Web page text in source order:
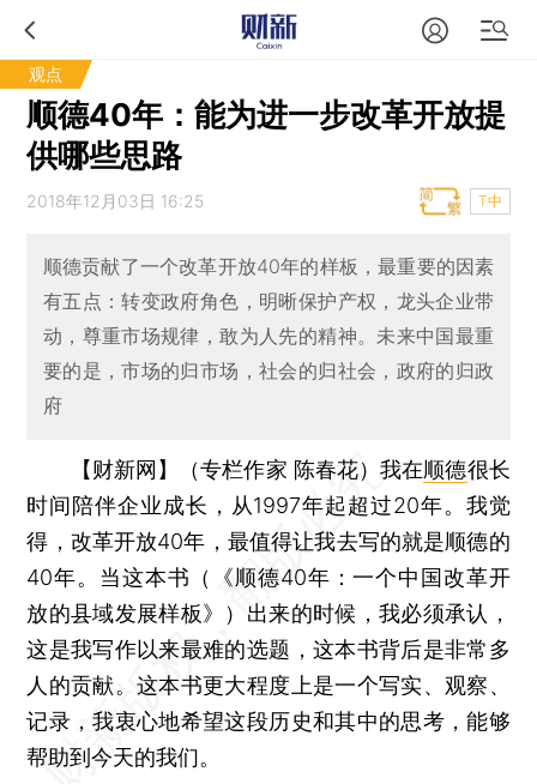
观点
顺德40年：能为进一步改革开放提
供哪些思路
2018年12月03日 16:25 T中
顺德贡献了一个改革开放40年的样板，最重要的因素
有五点：转变政府角色，明晰保护产权，龙头企业带
动，尊重市场规律，敢为人先的精神。未来中国最重
要的是，市场的归市场，社会的归社会，政府的归政
府
【财新网】（专栏作家 陈春花）我在顺德很长
时间陪伴企业成长，从1997年起超过20年。我觉
得，改革开放40年，最值得让我去写的就是顺德的
40年。当这本书（《顺德40年：一个中国改革开
放的县域发展样板》）出来的时候，我必须承认，
这是我写作以来最难的选题，这本书背后是非常多
人的贡献。这本书更大程度上是一个写实、观察、
记录，我衷心地希望这段历史和其中的思考，能够
帮助到今天的我们。